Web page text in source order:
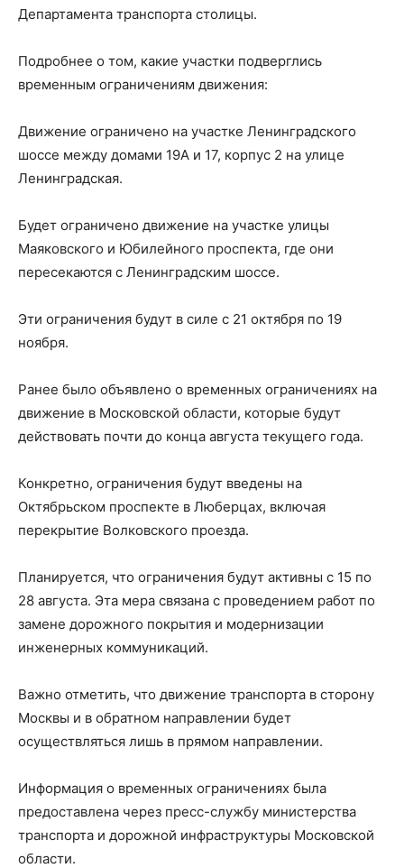
Департамента транспорта столицы.
Подробнее о том, какие участки подверглись
временным ограничениям движения:
Движение ограничено на участке Ленинградского
шоссе между домами 19А и 17, корпус 2 на улице
Ленинградская.
Будет ограничено движение на участке улицы
Маяковского и Юбилейного проспекта, где они
пересекаются с Ленинградским шоссе.
Эти ограничения будут в силе с 21 октября по 19
ноября.
Ранее было объявлено о временных ограничениях на
движение в Московской области, которые будут
действовать почти до конца августа текущего года.
Конкретно, ограничения будут введены на
Октябрьском проспекте в Люберцах, включая
перекрытие Волковского проезда.
Планируется, что ограничения будут активны с 15 по
28 августа. Эта мера связана с проведением работ по
замене дорожного покрытия и модернизации
инженерных коммуникаций.
Важно отметить, что движение транспорта в сторону
Москвы и в обратном направлении будет
осуществляться лишь в прямом направлении.
Информация о временных ограничениях была
предоставлена через пресс-службу министерства
транспорта и дорожной инфраструктуры Московской
области.